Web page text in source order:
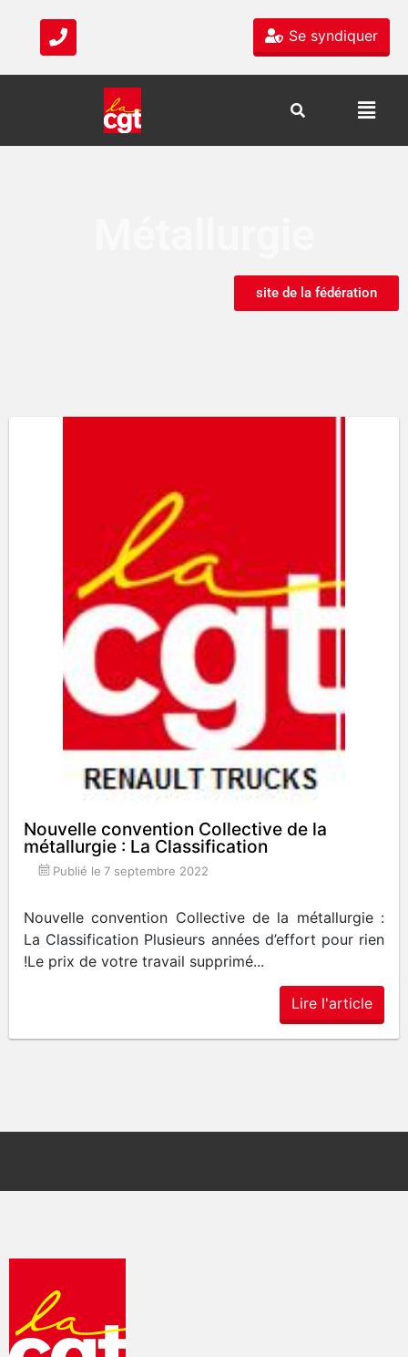
Se syndiquer
site de la fédération
Nouvelle convention Collective de la
métallurgie : La Classification
Publié le 7 septembre 2022
Nouvelle convention Collective de la métallurgie :
La Classification Plusieurs années d’effort pour rien
!Le prix de votre travail supprimé...
Lire l'article